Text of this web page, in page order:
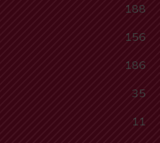
188
156
186
35
11